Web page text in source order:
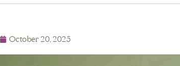
October 20, 2025